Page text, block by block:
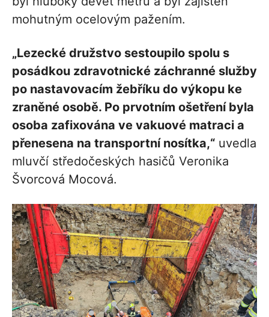
mohutným ocelovým pažením.
„Lezecké družstvo sestoupilo spolu s
posádkou zdravotnické záchranné služby
po nastavovacím žebříku do výkopu ke
zraněné osobě. Po prvotním ošetření byla
osoba zafixována ve vakuové matraci a
přenesena na transportní nosítka,“ uvedla
mluvčí středočeských hasičů Veronika
Švorcová Mocová.